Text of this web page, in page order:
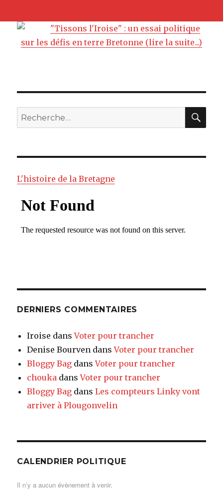
"Tissons l'Iroise" : un essai politique
sur les défis en terre Bretonne (lire la suite...)
Recherche
pour
L'histoire de la Bretagne
DERNIERS COMMENTAIRES
Iroise dansVoter pour trancher
Denise Bourven dansVoter pour trancher
Bloggy Bag dansVoter pour trancher
chouka dansVoter pour trancher
Bloggy Bag dansLes compteurs Linky vont
arriver à Plougonvelin
CALENDRIER POLITIQUE
Il n’y a aucun évènement à venir.